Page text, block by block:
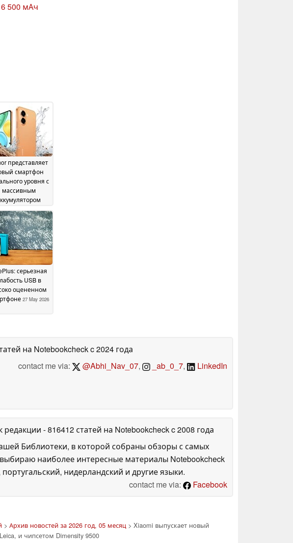
500 мАч
представляет
смартфон
уровня с
массивным
03 June 2026
серьезная
USB в
оцененном
27 May 2026
на Notebookcheckc 2024 года
contact me via:
@Abhi_Nav_07, _ab_0_7, LinkedIn
- 816412 статей на Notebookcheckc 2008 года
Библиотеки, в которой собраны обзоры с самых
наиболее интересные материалы Notebookcheck
нидерландский и другие языки.
contact me via:
Facebook
> Архив новостей за 2026 год, 05 месяц > Xiaomi выпускает новый
и чипсетом Dimensity 9500